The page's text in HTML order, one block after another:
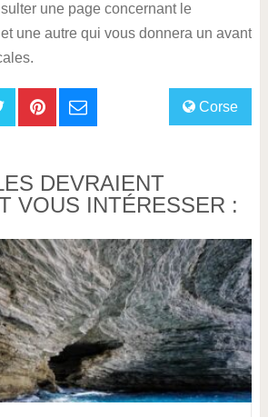
une page concernant le
une autre qui vous donnera un avant
Corse
DEVRAIENT
VOUS INTÉRESSER :